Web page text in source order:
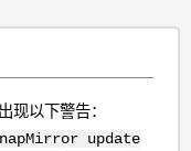
现以下警告：
update